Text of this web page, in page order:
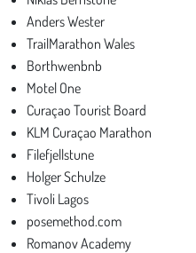
Anders Wester
TrailMarathon Wales
Borthwenbnb
Motel One
Curaçao Tourist Board
KLM Curaçao Marathon
Filefjellstune
Holger Schulze
Tivoli Lagos
posemethod.com
Romanov Academy